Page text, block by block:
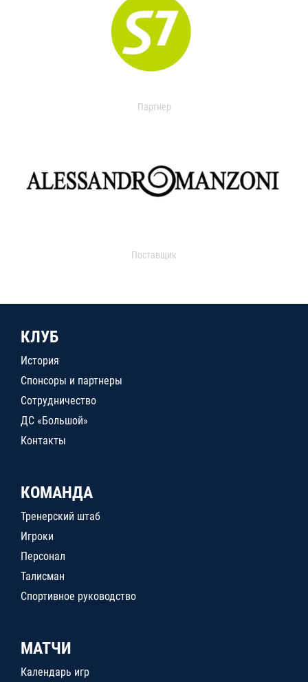
Партнер
Поставщик
КЛУБ
История
Спонсоры и партнеры
Сотрудничество
ДС «Большой»
Контакты
КОМАНДА
Тренерский штаб
Игроки
Персонал
Талисман
Спортивное руководство
МАТЧИ
Календарь игр